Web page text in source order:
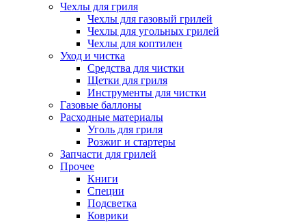
Чехлы для гриля
Чехлы для газовый грилей
Чехлы для угольных грилей
Чехлы для коптилен
Уход и чистка
Средства для чистки
Щетки для гриля
Инструменты для чистки
Газовые баллоны
Расходные материалы
Уголь для гриля
Розжиг и стартеры
Запчасти для грилей
Прочее
Книги
Специи
Подсветка
Коврики